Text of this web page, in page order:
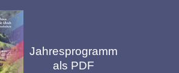
Jahresprogramm
als PDF